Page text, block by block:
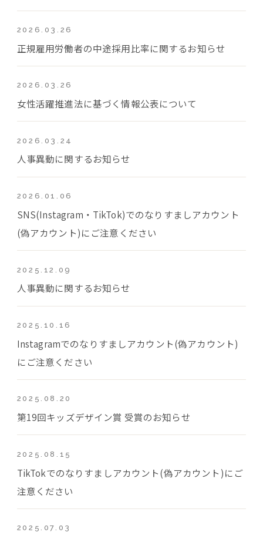
2026.03.26
正規雇用労働者の中途採用比率に関するお知らせ
2026.03.26
女性活躍推進法に基づく情報公表について
2026.03.24
人事異動に関するお知らせ
2026.01.06
SNS(Instagram・TikTok)でのなりすましアカウント
(偽アカウント)にご注意ください
2025.12.09
人事異動に関するお知らせ
2025.10.16
Instagramでのなりすましアカウント(偽アカウント)
にご注意ください
2025.08.20
第19回キッズデザイン賞 受賞のお知らせ
2025.08.15
TikTokでのなりすましアカウント(偽アカウント)にご
注意ください
2025.07.03